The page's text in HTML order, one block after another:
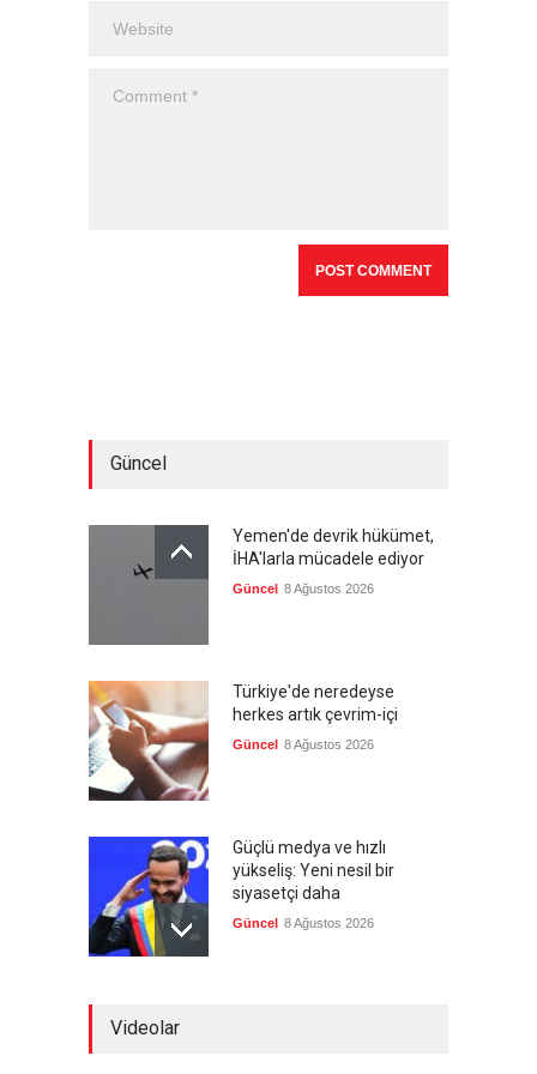
Güncel
Yemen'de devrik hükümet,
İHA'larla mücadele ediyor
Güncel 8 Ağustos 2026
Türkiye'de neredeyse
herkes artık çevrim-içi
Güncel 8 Ağustos 2026
Güçlü medya ve hızlı
yükseliş: Yeni nesil bir
siyasetçi daha
Güncel 8 Ağustos 2026
Videolar